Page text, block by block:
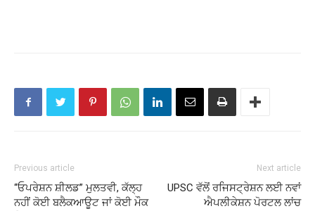
Previous article
“ਓਪਰੇਸ਼ਨ ਸ਼ੀਲਡ” ਮੁਲਤਵੀ, ਕੱਲ੍ਹ
ਨਹੀਂ ਕੋਈ ਬਲੈਕਆਊਟ ਜਾਂ ਕੋਈ ਮੌਕ
Next article
UPSC ਵੱਲੋਂ ਰਜਿਸਟ੍ਰੇਸ਼ਨ ਲਈ ਨਵਾਂ
ਐਪਲੀਕੇਸ਼ਨ ਪੋਰਟਲ ਲਾਂਚ